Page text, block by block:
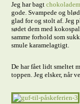
Jeg har bagt
gode. Svampede og
glad for og stolt af. Jeg
sødet dem med
samme forhold som
smule karamelagtigt.
De har fået lidt smeltet
toppen. Jeg elsker, når